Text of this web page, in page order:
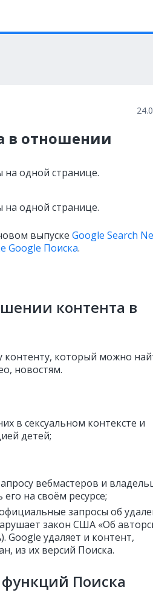
в отношении
одной странице.
одной странице.
выпуске Google Search
Google Поиска.
контента в
контенту, который можно
новостям.
в сексуальном контексте и
детей;
вебмастеров и
на своём ресурсе;
запросы об
закон США «Об
. Google удаляет и контент,
из их версий Поиска.
Поиска